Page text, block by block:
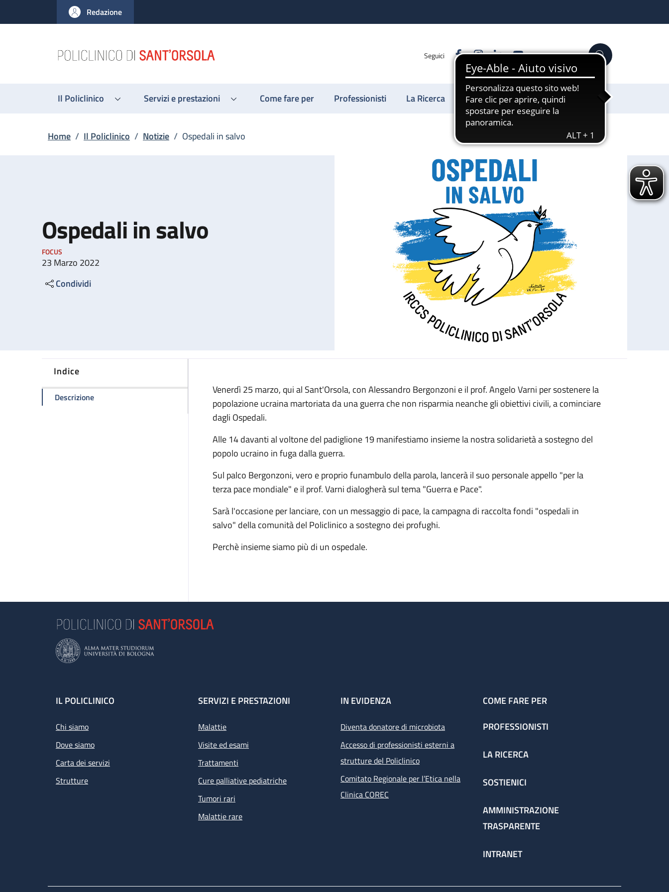
al contenuto principale
to footer content
Redazione
Seguici FacebookInstagram
LinkedinYouTube Cerca
Il Policlinico Servizi e prestazioni Come fare per Professionisti La Ricerca Sostienici
Briciole di pane
Home / Il Policlinico / Notizie / Ospedali in salvo
Ospedali in salvo
FOCUS
23 Marzo 2022
Condividi
Indice
Descrizionedella pagina Ospedali in salvo
Venerdì 25 marzo, qui al Sant'Orsola, con Alessandro Bergonzoni e il prof. Angelo Varni per sostenere la
popolazione ucraina martoriata da una guerra che non risparmia neanche gli obiettivi civili, a cominciare
dagli Ospedali.
Alle 14 davanti al voltone del padiglione 19 manifestiamo insieme la nostra solidarietà a sostegno del
popolo ucraino in fuga dalla guerra.
Sul palco Bergonzoni, vero e proprio funambulo della parola, lancerà il suo personale appello "per la
terza pace mondiale" e il prof. Varni dialogherà sul tema "Guerra e Pace".
Sarà l'occasione per lanciare, con un messaggio di pace, la campagna di raccolta fondi "ospedali in
salvo" della comunità del Policlinico a sostegno dei profughi.
Perchè insieme siamo più di un ospedale.
Footer
IL POLICLINICO
Chi siamo
Dove siamo
Carta dei servizi
Strutture
SERVIZI E PRESTAZIONI
Malattie
Visite ed esami
Trattamenti
Cure palliative pediatriche
Tumori rari
Malattie rare
IN EVIDENZA
Diventa donatore di microbiota
Accesso di professionisti esterni a
strutture del Policlinico
Comitato Regionale per l’Etica nella
Clinica COREC
COME FARE PER
PROFESSIONISTI
LA RICERCA
SOSTIENICI
AMMINISTRAZIONE
TRASPARENTE
INTRANET